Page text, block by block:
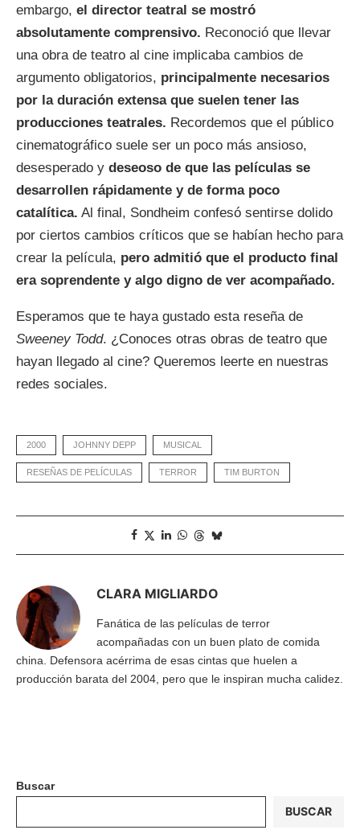
embargo, el director teatral se mostró
absolutamente comprensivo. Reconoció que llevar
una obra de teatro al cine implicaba cambios de
argumento obligatorios, principalmente necesarios
por la duración extensa que suelen tener las
producciones teatrales. Recordemos que el público
cinematográfico suele ser un poco más ansioso,
desesperado y deseoso de que las películas se
desarrollen rápidamente y de forma poco
catalítica. Al final, Sondheim confesó sentirse dolido
por ciertos cambios críticos que se habían hecho para
crear la película, pero admitió que el producto final
era soprendente y algo digno de ver acompañado.
Esperamos que te haya gustado esta reseña de
Sweeney Todd. ¿Conoces otras obras de teatro que
hayan llegado al cine? Queremos leerte en nuestras
redes sociales.
2000 JOHNNY DEPP MUSICAL
RESEÑAS DE PELÍCULAS TERROR TIM BURTON
CLARA MIGLIARDO
Fanática de las películas de terror
acompañadas con un buen plato de comida
china. Defensora acérrima de esas cintas que huelen a
producción barata del 2004, pero que le inspiran mucha calidez.
Buscar
BUSCAR